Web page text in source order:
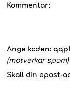
Kommentar:
Ange koden:
(motverkar spam)
Skall din epost-